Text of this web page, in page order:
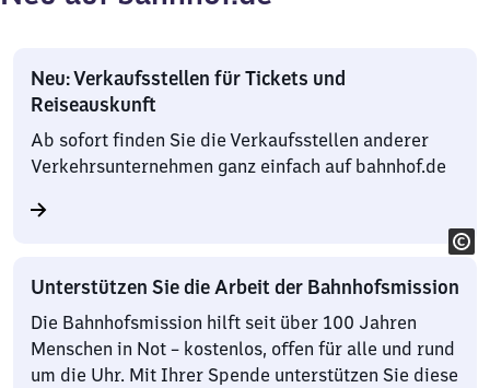
Neu: Verkaufsstellen für Tickets und
Reiseauskunft
Ab sofort finden Sie die Verkaufsstellen anderer
Verkehrsunternehmen ganz einfach auf bahnhof.de
Unterstützen Sie die Arbeit der Bahnhofsmission
Die Bahnhofsmission hilft seit über 100 Jahren
Menschen in Not – kostenlos, offen für alle und rund
um die Uhr. Mit Ihrer Spende unterstützen Sie diese